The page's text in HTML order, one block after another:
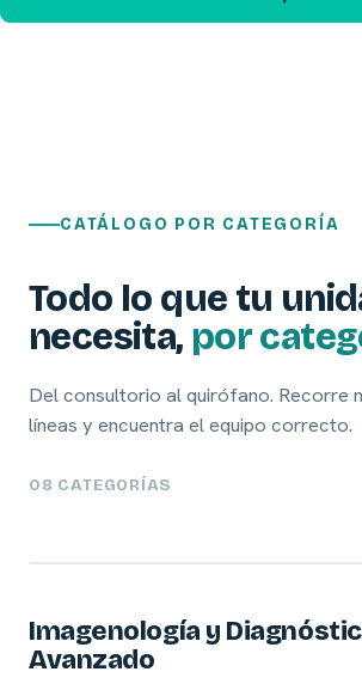
CATÁLOGO POR CATEGORÍA
Todo lo que tu
necesita, por
Del consultorio al quirófano. Recorre
líneas y encuentra el equipo correcto.
08 CATEGORÍAS
Imagenología y
Avanzado